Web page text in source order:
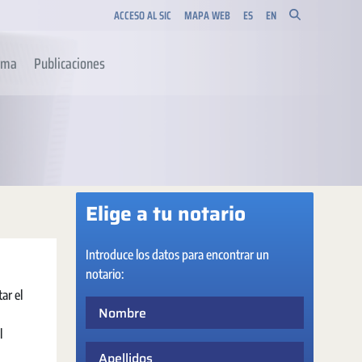
ACCESO AL SIC MAPA WEB ES EN
Publicaciones
el
Elige a tu notario
Introduce los datos para encontrar un
notario: